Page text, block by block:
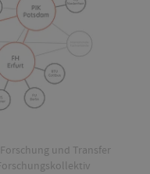
und Transfer